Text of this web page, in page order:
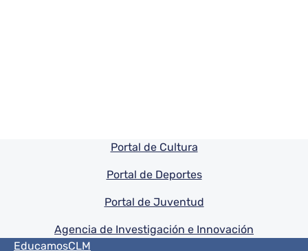
Pie de pagina información
Portal de Cultura
Portal de Deportes
Portal de Juventud
Agencia de Investigación e Innovación
EducamosCLM